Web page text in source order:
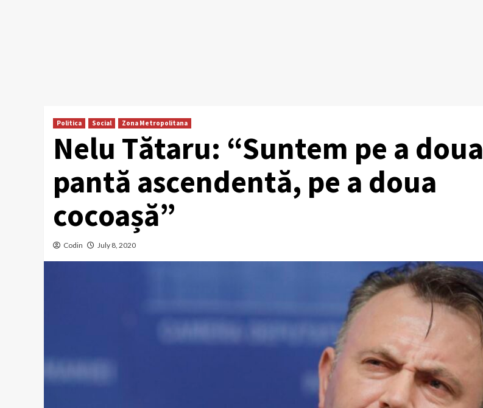
Politica Social Zona Metropolitana
Nelu Tătaru: “Suntem pe a doua
pantă ascendentă, pe a doua
cocoașă”
Codin July 8, 2020